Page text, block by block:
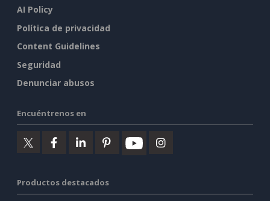
AI Policy
Política de privacidad
Content Guidelines
Seguridad
Denunciar abusos
Encuéntrenos en
Productos destacados